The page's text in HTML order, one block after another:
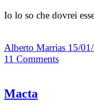
Io lo so che dovrei
Alberto Marrias 15/
11 Comments
Macta